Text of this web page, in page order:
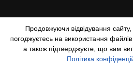
Beer.UA © 2016-
При копіюванні матеріалів з
відкрите для пошукових систем
www.beer.ua
Продовжуючи відвідування сайту,
погоджуєтесь на використання
а також підтверджуєте, що вам
Політика